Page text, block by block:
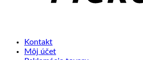
Kontakt
Môj účet